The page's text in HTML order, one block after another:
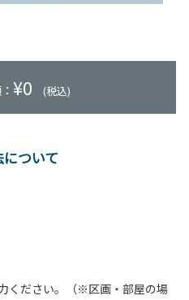
¥0 (税込)
ついて
ください。（※区画・部屋の場